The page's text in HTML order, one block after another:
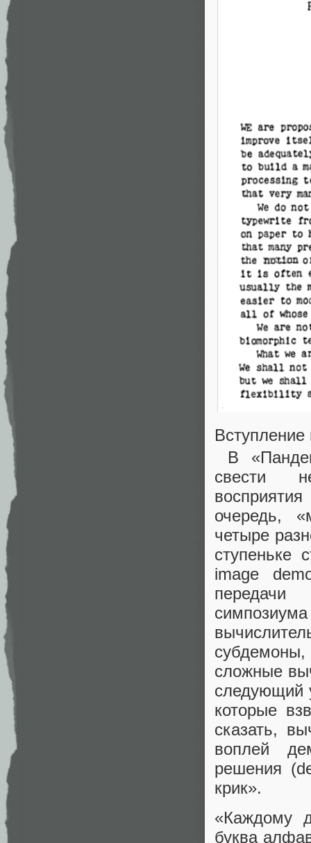
Вступление
В
свести
очередь,
четыре
ступеньке
image
передачи
сложные
следующий
которые
сказать,
воплей
решения
крик».
«Каждому
буква